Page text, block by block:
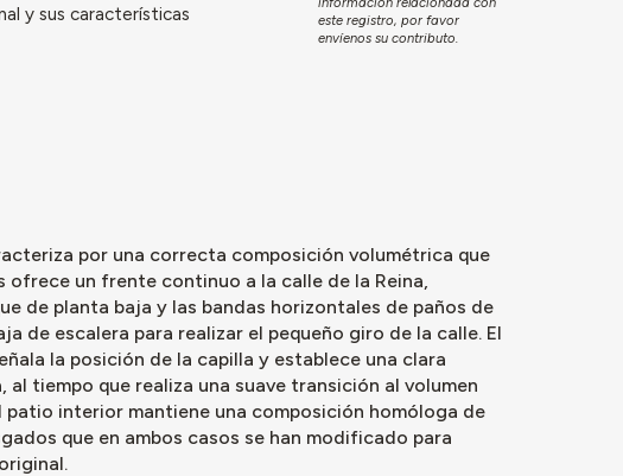
y sus características
este registro, por favor
envíenos su contributo.
por una correcta composición volumétrica que
un frente continuo a la calle de la Reina,
de planta baja y las bandas horizontales de paños de
de escalera para realizar el pequeño giro de la calle. El
la posición de la capilla y establece una clara
tiempo que realiza una suave transición al volumen
interior mantiene una composición homóloga de
que en ambos casos se han modificado para